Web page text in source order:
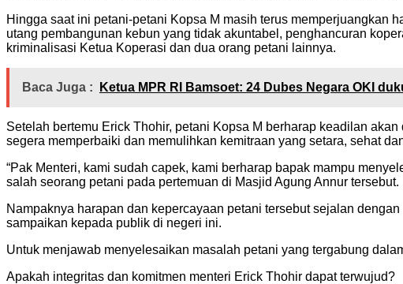
Hingga saat ini petani-petani Kopsa M masih terus memperjuangkan
utang pembangunan kebun yang tidak akuntabel, penghancuran
kriminalisasi Ketua Koperasi dan dua orang petani lainnya.
Baca Juga : Ketua MPR RI Bamsoet: 24 Dubes Negara OKI
Setelah bertemu Erick Thohir, petani Kopsa M berharap keadilan
segera memperbaiki dan memulihkan kemitraan yang setara, sehat
“Pak Menteri, kami sudah capek, kami berharap bapak mampu
salah seorang petani pada pertemuan di Masjid Agung Annur tersebut.
Nampaknya harapan dan kepercayaan petani tersebut sejalan
sampaikan kepada publik di negeri ini.
Untuk menjawab menyelesaikan masalah petani yang tergabung
Apakah integritas dan komitmen menteri Erick Thohir dapat terwujud?